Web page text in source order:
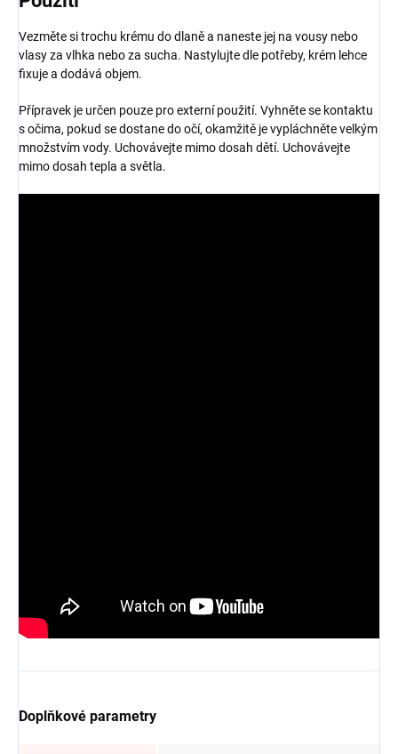
Vezměte si trochu krému do dlaně a naneste jej na vousy nebo
vlasy za vlhka nebo za sucha. Nastylujte dle potřeby, krém lehce
fixuje a dodává objem.
Přípravek je určen pouze pro externí použití. Vyhněte se kontaktu
s očima, pokud se dostane do očí, okamžitě je vypláchněte velkým
množstvím vody. Uchovávejte mimo dosah dětí. Uchovávejte
mimo dosah tepla a světla.
Doplňkové parametry